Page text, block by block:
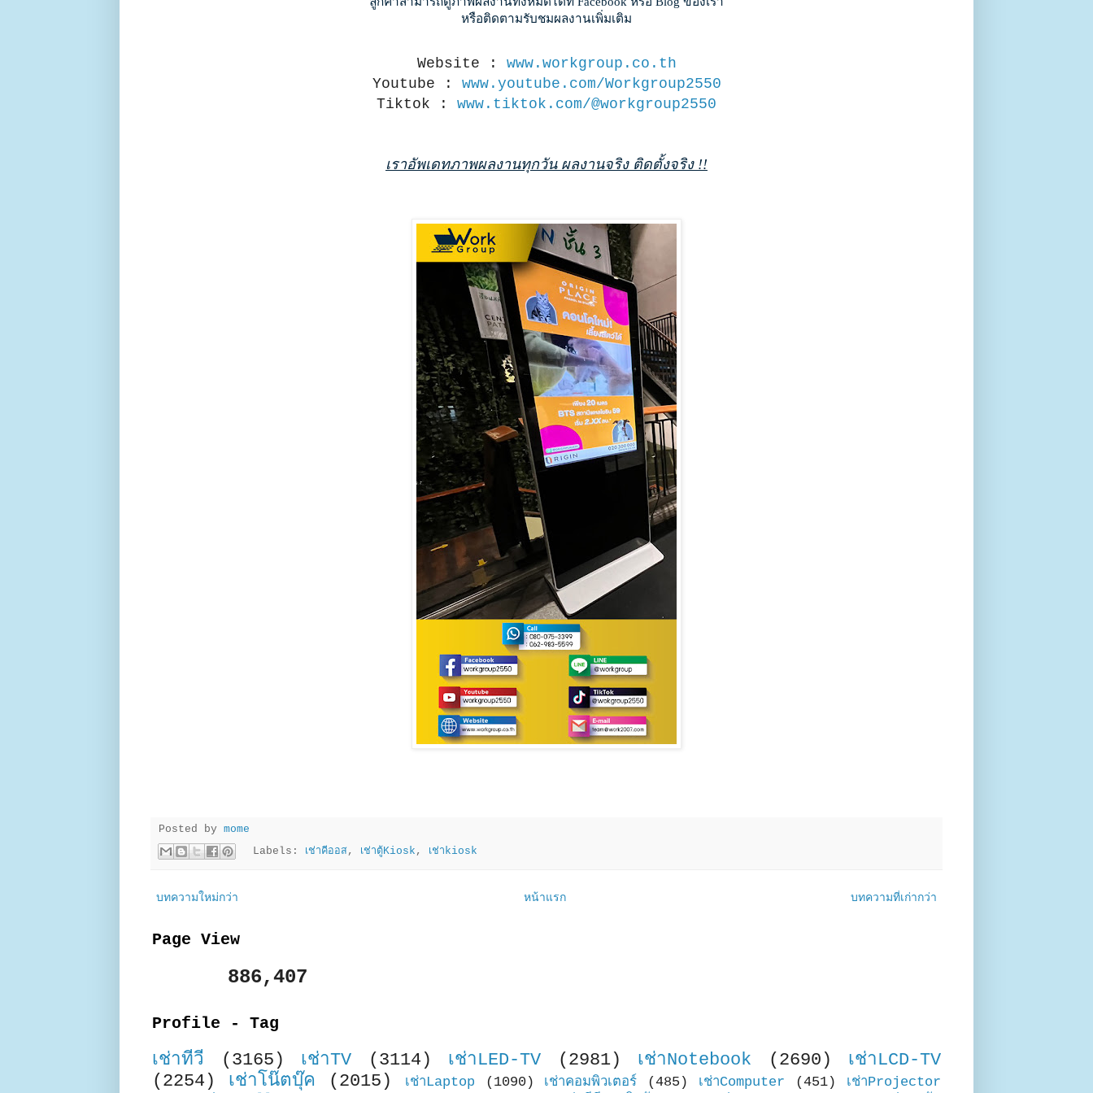
หรือติดตามรับชมผลงานเพิ่มเติม
Website : www.workgroup.co.th
Youtube : www.youtube.com/Workgroup2550
Tiktok : www.tiktok.com/@workgroup2550
เราอัพเดทภาพผลงานทุกวัน ผลงานจริง ติดตั้งจริง !!
Posted by mome
Labels:
เช่าคีออส , เช่าตู้Kiosk , เช่าkiosk
บทความใหม่กว่า บทความที่เก่ากว่า
หน้าแรก
Page View
886,407
Profile - Tag
เช่าทีวี (3165) เช่าTV (3114) เช่าLED-TV (2981) เช่าNotebook (2690)
เช่าLCD-TV
(2254)
เช่าโน๊ตบุ๊ค (2015) เช่าLaptop (1090) เช่าคอมพิวเตอร์ (485) เช่าComputer (451)
เช่าProjector